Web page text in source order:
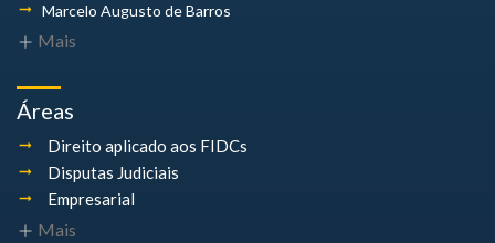
Marcelo Augusto de Barros
Mais
Áreas
Direito aplicado aos FIDCs
Disputas Judiciais
Empresarial
Mais